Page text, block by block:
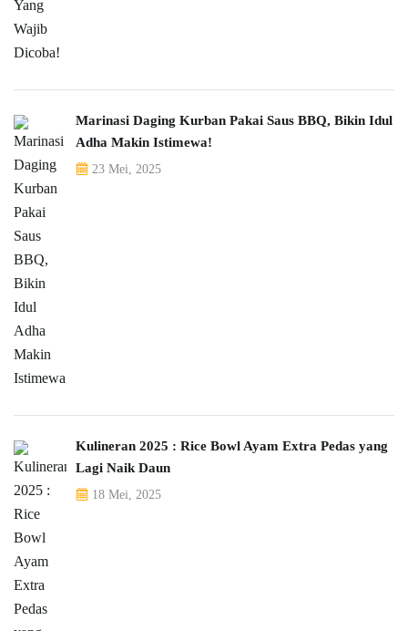
Marinasi Daging Kurban Pakai Saus BBQ, Bikin Idul
Adha Makin Istimewa!
23 Mei, 2025
Kulineran 2025 : Rice Bowl Ayam Extra Pedas yang
Lagi Naik Daun
18 Mei, 2025